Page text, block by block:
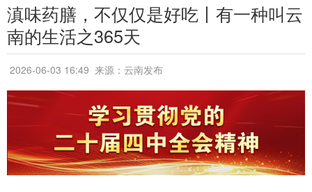
滇味药膳，不仅仅是好吃丨有一种叫云
南的生活之365天
2026-06-03 16:49 来源：云南发布